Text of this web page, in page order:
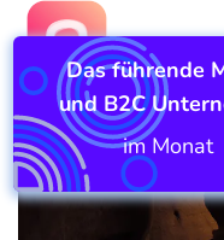
KATEGORIE:
Autor
Veröffentlicht
am: